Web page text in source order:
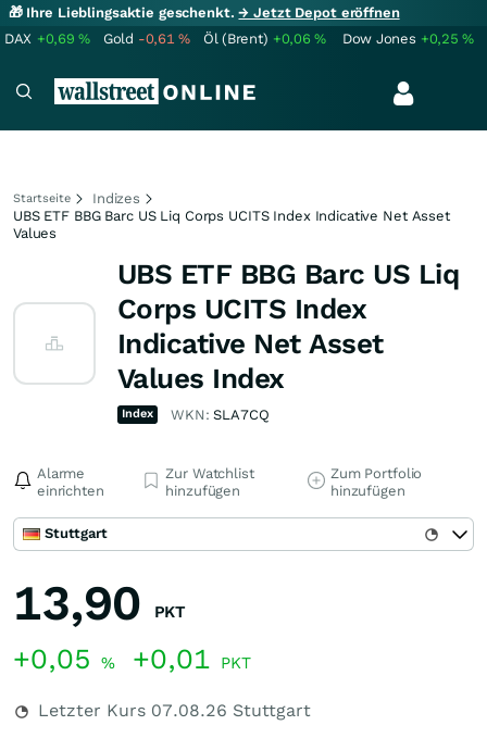
🎁 Ihre Lieblingsaktie geschenkt.→ Jetzt Depot eröffnen
DAX +0,69% Gold -0,61% Öl (Brent) +0,06% Dow Jones +0,25%
Startseite
Indizes
UBS ETF BBG Barc US Liq Corps UCITS Index Indicative Net Asset
Values
UBS ETF BBG Barc US Liq
Corps UCITS Index
Indicative Net Asset
Values Index
Index WKN:SLA7CQ
Alarme
einrichten
Zur Watchlist
hinzufügen
Zum Portfolio
hinzufügen
Stuttgart
13,90 PKT
+0,05 % +0,01 PKT
Letzter Kurs 07.08.26 Stuttgart